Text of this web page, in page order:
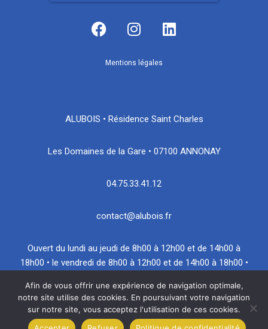
Mentions légales
ALUBOIS • Résidence Saint Charles
Les Domaines de la Gare • 07100 ANNONAY
04.75.33.41.12
contact@alubois.fr
Ouvert du lundi au jeudi de 8h00 à 12h00 et de 14h00 à
18h00 • le vendredi de 8h00 à 12h00 et de 14h00 à 18h00 •
Afin de vous offrir une expérience de navigation optimale,
notre site utilise des cookies. En poursuivant votre navigation
sur notre site, vous acceptez l'utilisation de ces cookies.